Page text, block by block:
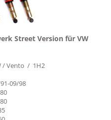
Street Version für VW
/ Vento / 1H2
09/98